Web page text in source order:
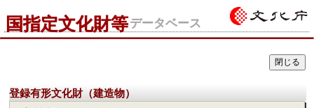
国指定文化財等データベース
登録有形文化財（建造物）